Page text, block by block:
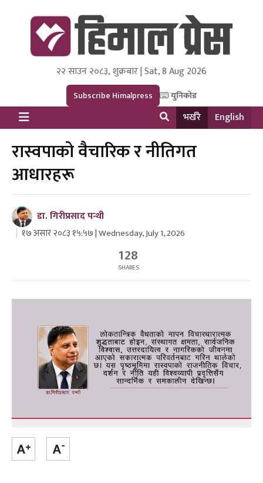
Himal Press
Dot NewsyNepal Media and Research Pvt Ltd.
२२ साउन २०८३, शुक्रबार | Sat, 8 Aug 2026
Subscribe Himalpress युनिकोड
भर्खरै English
रास्वपाको वैचारिक र नीतिगत
आधारहरू
डा. गिरीप्रसाद पन्थी
१७ असार २०८३ १५:५७ | Wednesday, July 1, 2026
128
SHARES